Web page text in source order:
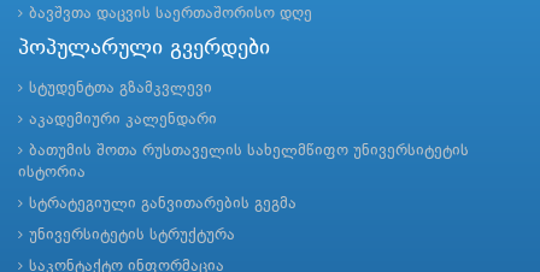
ბავშვთა დაცვის საერთაშორისო დღე
პოპულარული გვერდები
სტუდენტთა გზამკვლევი
აკადემიური კალენდარი
ბათუმის შოთა რუსთაველის სახელმწიფო უნივერსიტეტის
ისტორია
სტრატეგიული განვითარების გეგმა
უნივერსიტეტის სტრუქტურა
საკონტაქტო ინფორმაცია